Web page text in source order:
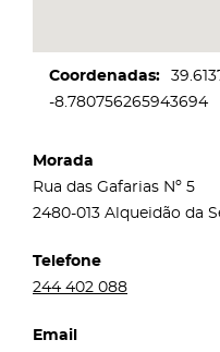
Coordenadas
-8.780756265943694
Morada
Rua das Gafarias Nº 5
2480-013 Alqueidão da
Telefone
244 402 088
Email